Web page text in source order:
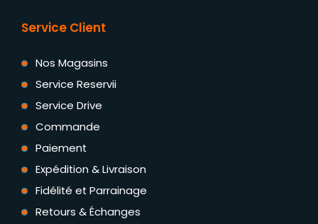
Service Client
Nos Magasins
Service Reservii
Service Drive
Commande
Paiement
Expédition & Livraison
Fidélité et Parrainage
Retours & Échanges